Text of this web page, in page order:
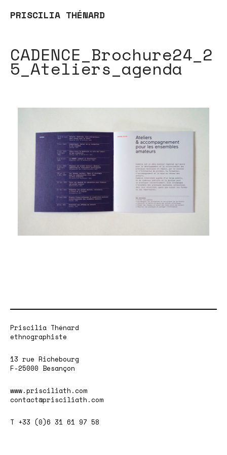
PRISCILIA THÉNARD
CADENCE_Brochure24_2
5_Ateliers_agenda
Priscilia Thénard
ethnographiste
13 rue Richebourg
F-25000 Besançon
www.prisciliath.com
contact@prisciliath.com
T +33 (0)6 31 61 97 58